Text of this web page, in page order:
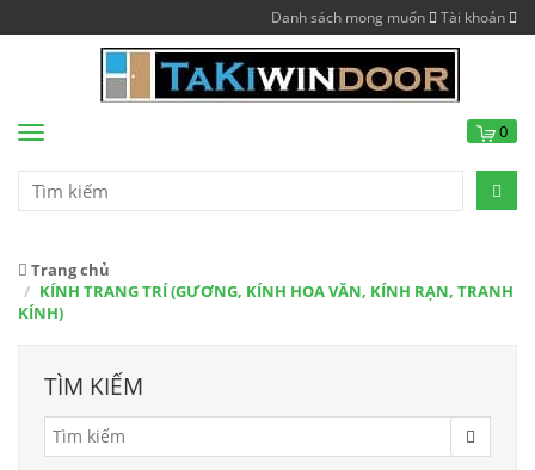
Danh sách mong muốn Tài khoản
Menu 0
Trang chủ
KÍNH TRANG TRÍ (GƯƠNG, KÍNH HOA VĂN, KÍNH RẠN, TRANH
KÍNH)
TÌM KIẾM